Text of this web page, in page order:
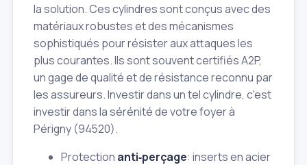
la solution. Ces cylindres sont conçus avec des
matériaux robustes et des mécanismes
sophistiqués pour résister aux attaques les
plus courantes. Ils sont souvent certifiés A2P,
un gage de qualité et de résistance reconnu par
les assureurs. Investir dans un tel cylindre, c'est
investir dans la sérénité de votre foyer à
Périgny (94520).
Protection anti‑perçage: inserts en acier